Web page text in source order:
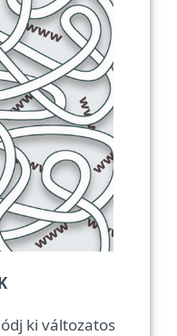
ki változatos